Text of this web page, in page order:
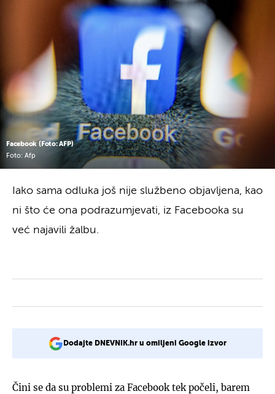
Facebook (Foto: AFP)
Foto: Afp
Iako sama odluka još nije službeno objavljena, kao
ni što će ona podrazumjevati, iz Facebooka su
već najavili žalbu.
Dodajte DNEVNIK.hr u omiljeni Google izvor
Čini se da su problemi za Facebook tek počeli, barem